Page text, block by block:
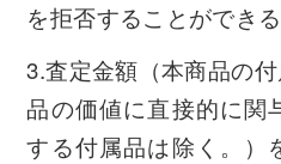
を拒否することができ
3.査定金額（本商品の
品の価値に直接的に関
する付属品は除く。）